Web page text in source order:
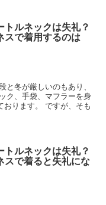
トルネックは失礼？
スで着用するのは
と冬が厳しいのもあり、
ク、手袋、マフラーを身
おります。 ですが、そも
トルネックは失礼？
スで着ると失礼にな